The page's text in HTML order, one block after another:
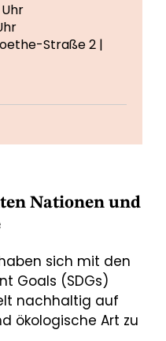
Uhr
Straße 2 |
Nationen und
sich mit den
Goals (SDGs)
nachhaltig auf
ökologische Art zu